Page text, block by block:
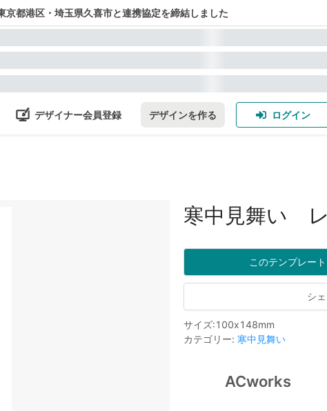
都港区・埼玉県久喜市と連携協定を締結しました
デザイナー会員登録 デザインを作る ログイン
寒中見舞い
このテンプレー
シ
サイズ:100x148mm
カテゴリー: 寒中見舞い
ACworks